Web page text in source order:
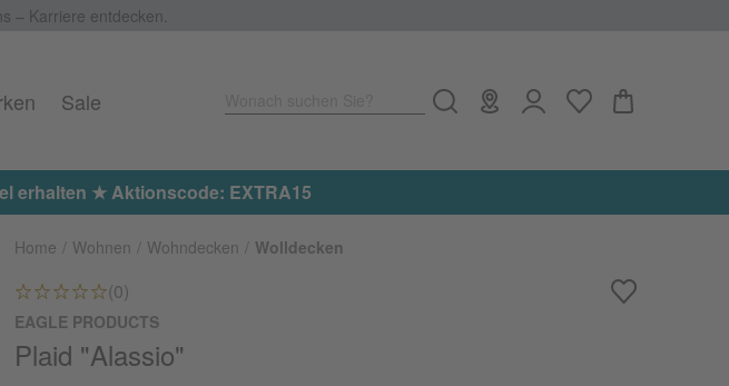
– Karriere entdecken.
Sale
erhalten ★ Aktionscode: EXTRA15
Home Wohnen Wohndecken Wolldecken
(0)
EAGLE PRODUCTS
Plaid "Alassio"